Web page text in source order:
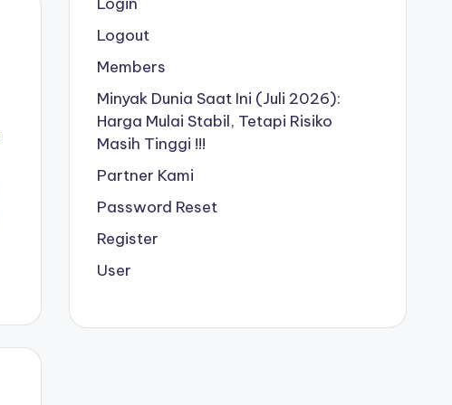
Logout
Members
Minyak Dunia Saat Ini (Juli 2026):
Harga Mulai Stabil, Tetapi Risiko
Masih Tinggi !!!
Partner Kami
Password Reset
Register
User